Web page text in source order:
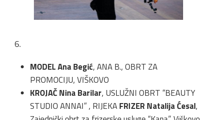
6.
MODEL Ana Begić, ANA B., OBRT ZA
PROMOCIJU, VIŠKOVO
KROJAČ Nina Barilar, USLUŽNI OBRT “BEAUTY
STUDIO ANNAI” , RIJEKAFRIZER Natalija Ćesal,